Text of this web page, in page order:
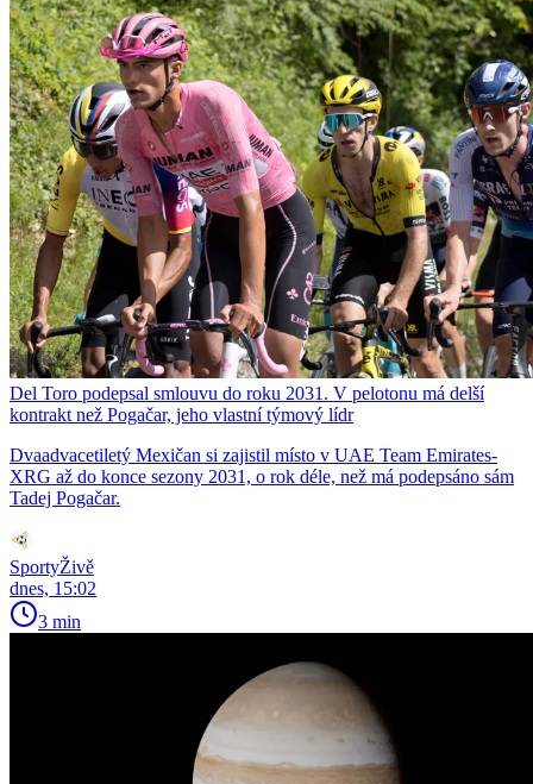
Del Toro podepsal smlouvu do roku 2031. V pelotonu má delší
kontrakt než Pogačar, jeho vlastní týmový lídr
Dvaadvacetiletý Mexičan si zajistil místo v UAE Team Emirates-
XRG až do konce sezony 2031, o rok déle, než má podepsáno sám
Tadej Pogačar.
SportyŽivě
dnes, 15:02
3 min